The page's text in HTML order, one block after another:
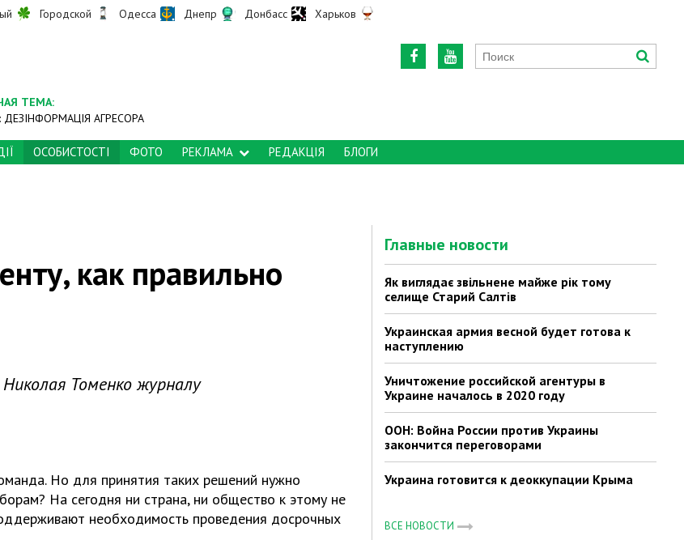
Городской Одесса Днепр Донбасс Харьков
ТЕМА:
ДЕЗІНФОРМАЦІЯ АГРЕСОРА
ОСОБИСТОСТІ ФОТО РЕКЛАМА РЕДАКЦІЯ БЛОГИ
как правильно
Томенко журналу
Но для принятия таких решений нужно
На сегодня ни страна, ни общество к этому не
необходимость проведения досрочных
Главные новости
Як виглядає звільнене майже рік тому
селище Старий Салтів
Украинская армия весной будет готова к
наступлению
Уничтожение российской агентуры в
Украине началось в 2020 году
ООН: Война России против Украины
закончится переговорами
Украина готовится к деоккупации Крыма
ВСЕ НОВОСТИ